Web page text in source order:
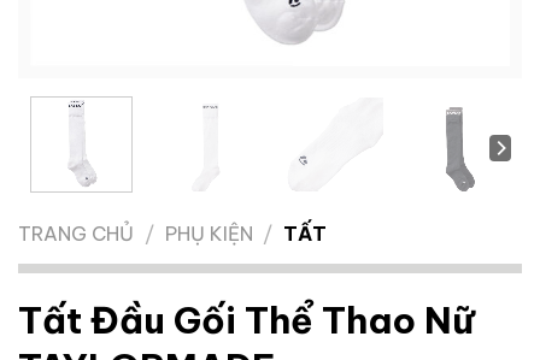
TRANG CHỦ / PHỤ KIỆN / TẤT
Tất Đầu Gối Thể Thao Nữ